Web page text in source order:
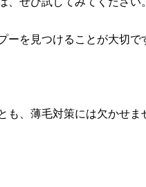
を見つけることが大切で
、薄毛対策には欠かせま